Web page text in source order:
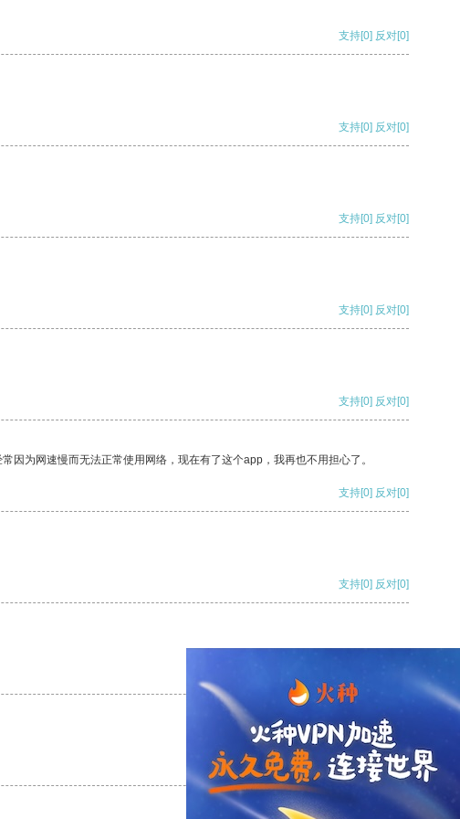
支持[0] 反对[0]
支持[0] 反对[0]
支持[0] 反对[0]
支持[0] 反对[0]
支持[0] 反对[0]
为网速慢而无法正常使用网络，现在有了这个app，我再也不用担心了。
支持[0] 反对[0]
支持[0] 反对[0]
支持 [0] 反对[0]